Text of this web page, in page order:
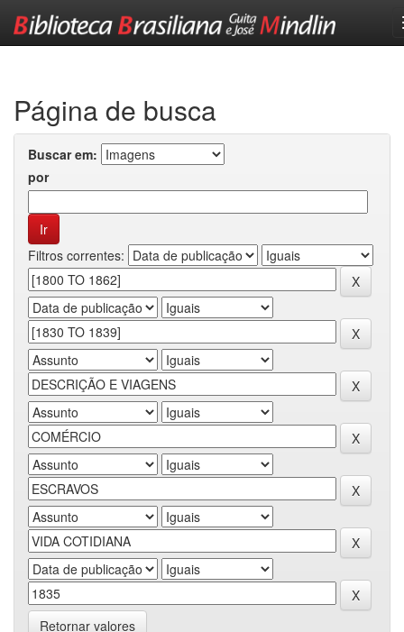
Página de busca
Buscar em:
por
Filtros correntes:
Retornar valores